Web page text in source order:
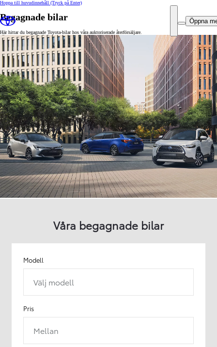
Hoppa till huvudinnehåll (Tryck på Enter)
Öppna
Begagnade bilar
Här hittar du begagnade Toyota-bilar hos våra auktoriserade återförsäljare.
Våra begagnade bilar
Modell
Välj modell
Pris
Mellan